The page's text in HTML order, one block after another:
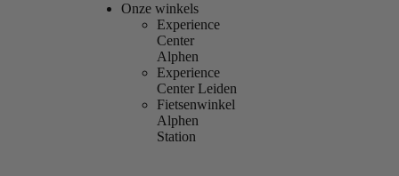
Onze winkels
Experience
Center
Alphen
Experience
Center Leiden
Fietsenwinkel
Alphen
Station